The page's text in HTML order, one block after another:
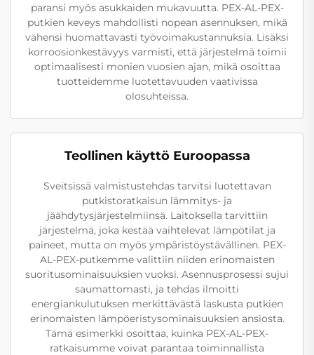
paransi myös asukkaiden mukavuutta. PEX-AL-PEX-
putkien keveys mahdollisti nopean asennuksen, mikä
vähensi huomattavasti työvoimakustannuksia. Lisäksi
korroosionkestävyys varmisti, että järjestelmä toimii
optimaalisesti monien vuosien ajan, mikä osoittaa
tuotteidemme luotettavuuden vaativissa
olosuhteissa.
Teollinen käyttö Euroopassa
Sveitsissä valmistustehdas tarvitsi luotettavan
putkistoratkaisun lämmitys- ja
jäähdytysjärjestelmiinsä. Laitoksella tarvittiin
järjestelmä, joka kestää vaihtelevat lämpötilat ja
paineet, mutta on myös ympäristöystävällinen. PEX-
AL-PEX-putkemme valittiin niiden erinomaisten
suoritusominaisuuksien vuoksi. Asennusprosessi sujui
saumattomasti, ja tehdas ilmoitti
energiankulutuksen merkittävästä laskusta putkien
erinomaisten lämpöeristysominaisuuksien ansiosta.
Tämä esimerkki osoittaa, kuinka PEX-AL-PEX-
ratkaisumme voivat parantaa toiminnallista